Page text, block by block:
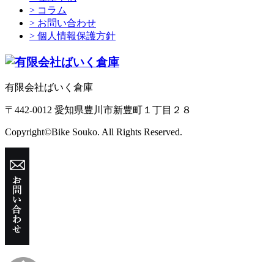
> コラム
> お問い合わせ
> 個人情報保護方針
有限会社ばいく倉庫
〒442-0012 愛知県豊川市新豊町１丁目２８
Copyright©Bike Souko. All Rights Reserved.